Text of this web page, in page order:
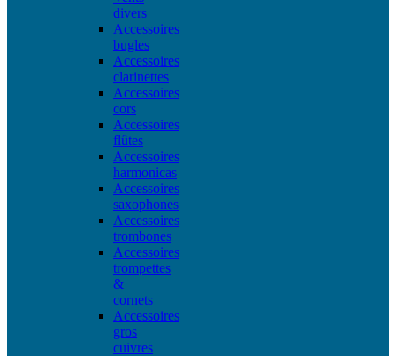
divers
Accessoires
bugles
Accessoires
clarinettes
Accessoires
cors
Accessoires
flûtes
Accessoires
harmonicas
Accessoires
saxophones
Accessoires
trombones
Accessoires
trompettes
&
cornets
Accessoires
gros
cuivres